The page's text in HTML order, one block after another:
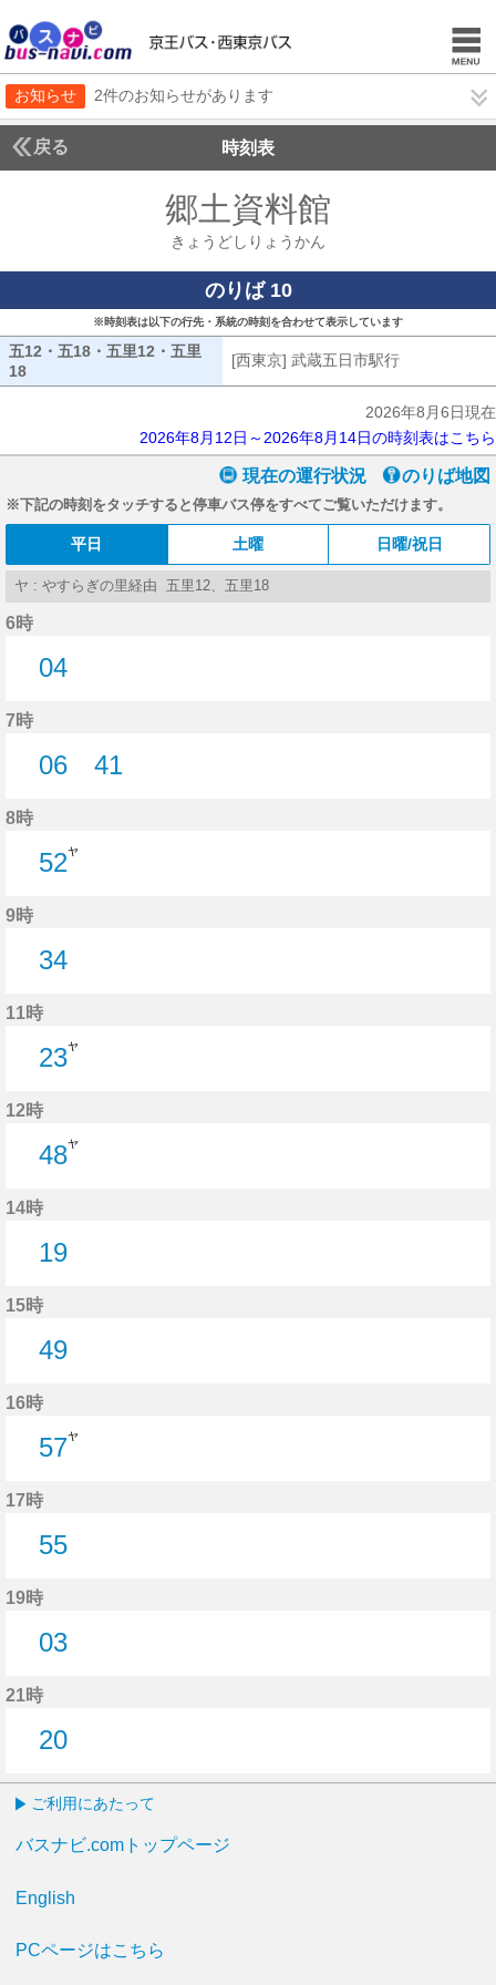
お知らせ 2件のお知らせがあります
戻る 時刻表
郷土資料館
きょうどしりょうかん
のりば 10
※時刻表は以下の行先・系統の時刻を合わせて表示しています
五12・五18・五里12・五里
18 五12・五18・五里12・五里18
[西東京] 武蔵五日市駅行
2026年8月6日現在
2026年8月12日～2026年8月14日の時刻表はこちら
現在の運行状況 のりば地図
※下記の時刻をタッチすると停車バス停をすべてご覧いただけます。
平日 土曜 日曜/祝日
ヤ : やすらぎの里経由 五里12、五里18
6時
04
7時
06
41
8時
52ヤ
9時
34
11時
23ヤ
12時
48ヤ
14時
19
15時
49
16時
57ヤ
17時
55
19時
03
21時
20
ご利用にあたって
バスナビ.comトップページ
English
PCページはこちら